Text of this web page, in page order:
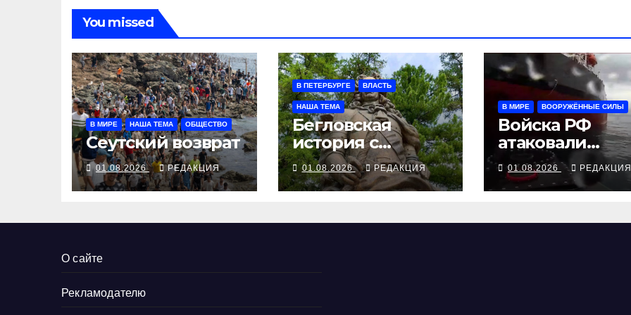
You missed
В МИРЕ НАША ТЕМА ОБЩЕСТВО
Сеутский возврат
01.08.2026 РЕДАКЦИЯ
В ПЕТЕРБУРГЕ ВЛАСТЬ
НАША ТЕМА
Бегловская
история с
Меншиковым
01.08.2026 РЕДАКЦИЯ
В МИРЕ ВООРУЖЁННЫЕ СИЛЫ
Войска РФ
атаковали
киевский
медцентр,
украинские
01.08.2026 РЕДАКЦИЯ
О сайте
Рекламодателю